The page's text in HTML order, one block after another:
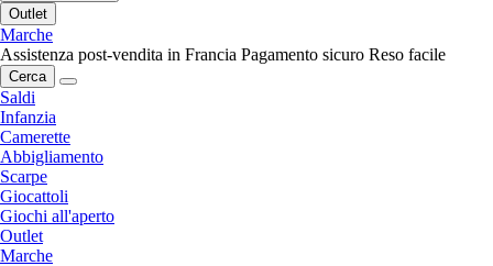
Outlet
Marche
Assistenza post-vendita in Francia Pagamento sicuro Reso facile
Cerca
Saldi
Infanzia
Camerette
Abbigliamento
Scarpe
Giocattoli
Giochi all'aperto
Outlet
Marche